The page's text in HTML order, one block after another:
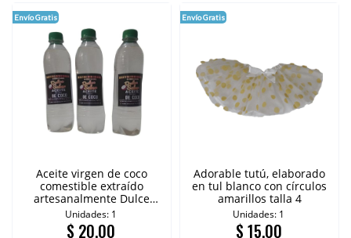
Envío Gratis
Aceite virgen de coco
comestible extraído
artesanalmente Dulce
sabor 400 ml
Unidades: 1
$ 20.00
Envío Gratis
Adorable tutú, elaborado
en tul blanco con círculos
amarillos talla 4
Unidades: 1
$ 15.00